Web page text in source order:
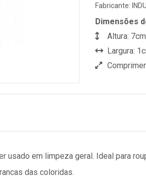
Fabricante:
Dimensões
Altura: 7cm
Largura:
usado em limpeza geral. Ideal para
das coloridas.